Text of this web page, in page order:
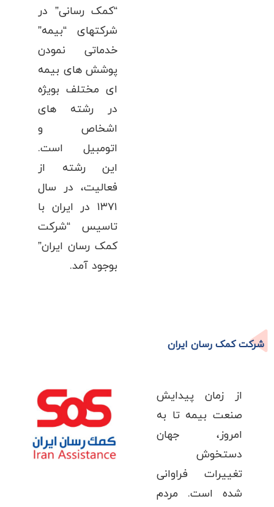
“کمک رسانی” در
شرکتهای “بیمه”
خدماتی نمودن
پوشش های بیمه
ای مختلف بویژه
در رشته های
اشخاص و
اتومبیل است.
این رشته از
فعالیت، در سال
۱۳۷۱ در ایران با
تاسیس “شرکت
کمک رسان ایران”
بوجود آمد.
شرکت کمک رسان ایران
از زمان پیدایش
صنعت بیمه تا به
امروز، جهان
دستخوش
تغییرات فراوانی
شده است. مردم